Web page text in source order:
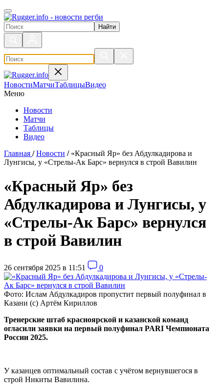
Поиск по сайту
НовостиМатчиТаблицыВидео
Меню
Новости
Матчи
Таблицы
Видео
Главная / Новости / «Красный Яр» без Абдулкадирова и
Лунгисы, у «Стрелы-Ак Барс» вернулся в строй Вавилин
«Красный Яр» без
Абдулкадирова и Лунгисы, у
«Стрелы-Ак Барс» вернулся
в строй Вавилин
26 сентября 2025 в 11:51 0
Фото: Ислам Абдулкадиров пропустит первый полуфинал в
Казани (с) Артём Кириллов
Тренерские штаб красноярской и казанской команд
огласили заявки на первый полуфинал PARI Чемпионата
России 2025.
У казанцев оптимальный состав с учётом вернувшегося в
строй Никиты Вавилина.